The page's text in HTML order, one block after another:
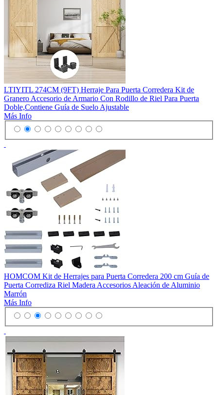
LTIYITL 274CM (9FT) Herraje Para Puerta Corredera Kit de
Granero Accesorio de Armario Con Rodillo de Riel Para Puerta
Doble,Contiene Guía de Suelo Ajustable
Más Info
HOMCOM Kit de Herrajes para Puerta Corredera 200 cm Guía de
Puerta Corrediza Riel Madera Accesorios Aleación de Aluminio
Marrón
Más Info